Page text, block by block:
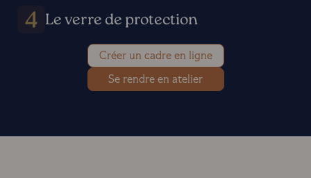
Le verre de protection
Créer un cadre en ligne
Se rendre en atelier